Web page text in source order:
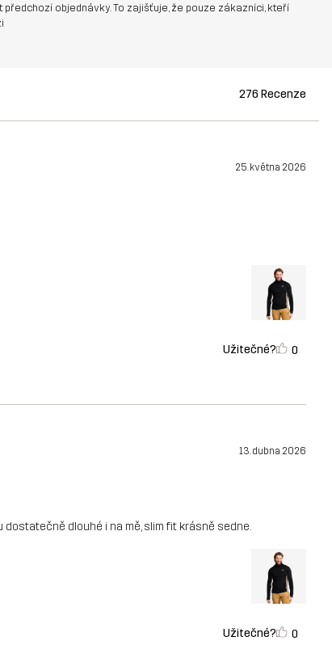
objednávky. To zajišťuje, že pouze zákazníci, kteří
276 Recenze
25. května 2026
Užitečné? 0
13. dubna 2026
dlouhé i na mě, slim fit krásně sedne.
Užitečné? 0